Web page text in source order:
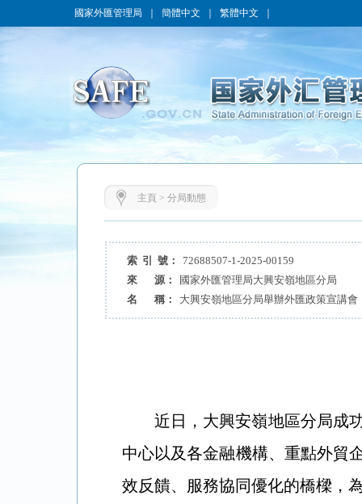
國家外匯管理局 簡體中文 繁體中文
主頁 > 分局動態
索 引 號：
72688507-1-2025-00159
來 源：
國家外匯管理局大興安嶺地區分局
名 稱：
大興安嶺地區分局舉辦外匯政策宣講會
近 日，大興安嶺地區分局成
中心以及各金融機構、 重點外貿
效反饋、服務協同優化的橋樑，